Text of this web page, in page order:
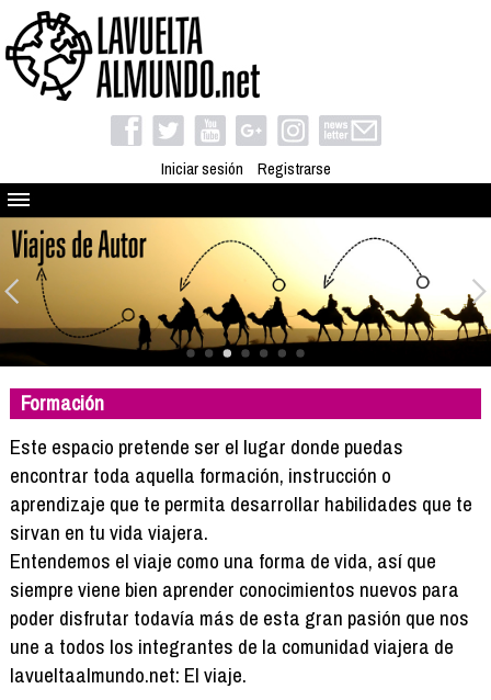
Iniciar sesión Registrarse
Quienes somos
El proyecto
Blog
Viaja con nosotros
Camino solidario
Libros
Compañeros de viaje
Formación
Info viajeros
Contactar
Formación
Este espacio pretende ser el lugar donde puedas
encontrar toda aquella formación, instrucción o
aprendizaje que te permita desarrollar habilidades que te
sirvan en tu vida viajera.
Entendemos el viaje como una forma de vida, así que
siempre viene bien aprender conocimientos nuevos para
poder disfrutar todavía más de esta gran pasión que nos
une a todos los integrantes de la comunidad viajera de
lavueltaalmundo.net: El viaje.